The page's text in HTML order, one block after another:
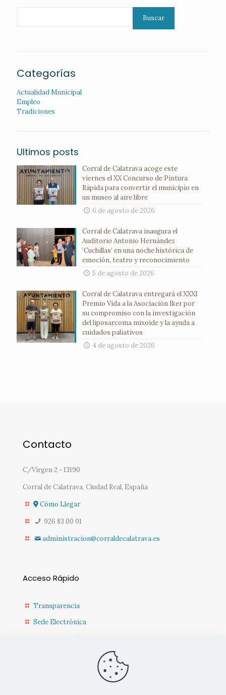
Buscar
Categorías
Actualidad Municipal
Empleo
Tradiciones
Ultimos posts
Corral de Calatrava acoge este
viernes el XX Concurso de Pintura
Rápida para convertir el municipio en
un museo al aire libre
6 de agosto de 2026
Corral de Calatrava inaugura el
Auditorio Antonio Hernández
‘Cuchillas’ en una noche histórica de
emoción, teatro y reconocimiento
5 de agosto de 2026
Corral de Calatrava entregará el XXXI
Premio Vida a la Asociación Iker por
su compromiso con la investigación
del liposarcoma mixoide y la ayuda a
cuidados paliativos
4 de agosto de 2026
Contacto
C/Virgen 2 - 13190
Corral de Calatrava, Ciudad Real, España
Cómo Llegar
926 83 00 01
administracion@corraldecalatrava.es
Acceso Rápido
Transparencia
Sede Electrónica
Sede Diputación CR
Actualidad Municipal